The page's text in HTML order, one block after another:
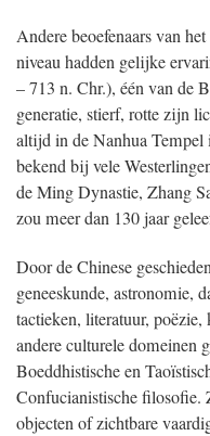
Andere beoefenaars van
niveau hadden gelijke
– 713 n. Chr.), één van de
generatie, stierf, rotte zijn
altijd in de Nanhua
bekend bij vele
de Ming Dynastie, Zhang
zou meer dan 130 jaar
Door de Chinese
geneeskunde, astronomie,
tactieken, literatuur,
andere culturele domeinen
Boeddhistische en
Confucianistische filosofie.
objecten of zichtbare